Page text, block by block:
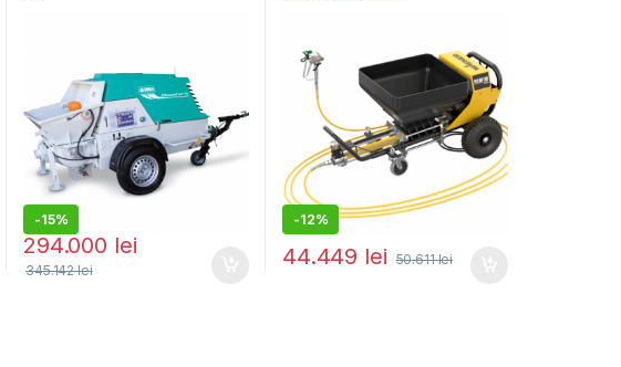
-15%
294.000 lei
345.142lei
-12%
44.449 lei 50.611lei